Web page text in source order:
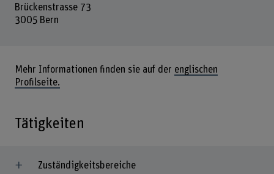
Brückenstrasse 73
3005 Bern
Mehr Informationen finden sie auf der englischen
Profilseite.
Tätigkeiten
Zuständigkeitsbereiche